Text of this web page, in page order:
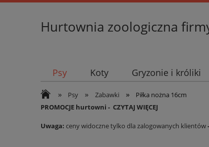
Hurtownia zoologiczna
Psy Koty Gryzonie i króliki
» Psy » Zabawki »
Piłka nożna 16cm
PROMOCJE hurtowni - CZYTAJ WIĘCEJ
Uwaga: ceny widoczne tylko dla zalogowanych klientów